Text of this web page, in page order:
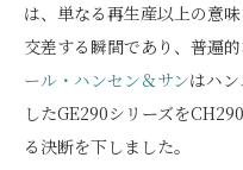
は、単なる再生産以上の意
交差する瞬間であり、普遍
ール・ハンセン＆サンはハ
したGE290シリーズを
る決断を下しました。